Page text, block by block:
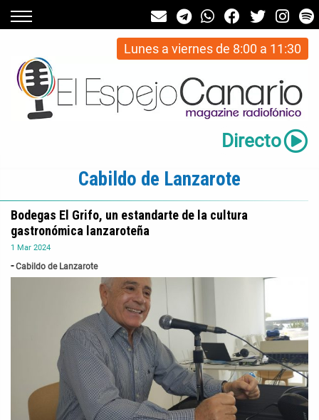
Lunes a viernes de 8:00 a 11:30
Directo
Cabildo de Lanzarote
1 Mar 2024
Cabildo de Lanzarote
Bodegas El Grifo, un estandarte de la cultura
gastronómica lanzaroteña